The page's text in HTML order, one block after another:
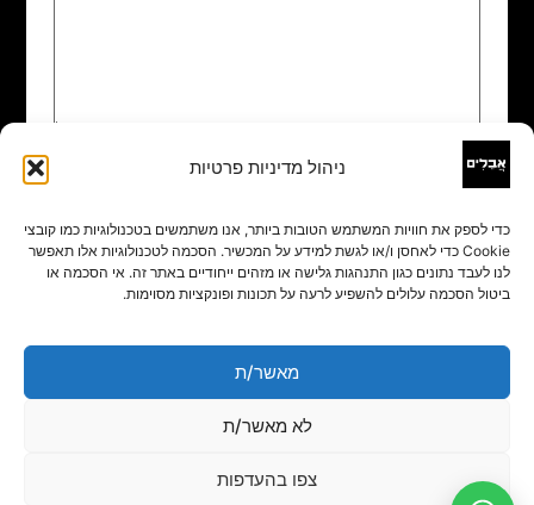
ניהול מדיניות פרטיות
כדי לספק את חוויות המשתמש הטובות ביותר, אנו משתמשים בטכנולוגיות כמו קובצי
Cookie כדי לאחסן ו/או לגשת למידע על המכשיר. הסכמה לטכנולוגיות אלו תאפשר
לנו לעבד נתונים כגון התנהגות גלישה או מזהים ייחודיים באתר זה. אי הסכמה או
ביטול הסכמה עלולים להשפיע לרעה על תכונות ופונקציות מסוימות.
מאשר/ת
לא מאשר/ת
צפו בהעדפות
שם
אימייל*